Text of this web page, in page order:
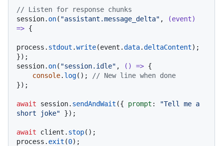
// Listen for response chunks
session. on( "assistant.message_delta" , (event)
=> {
process. stdout .write(event.data.deltaContent);
});
session. on( "session.idle" , () => {
console. log();
// New line when done
});
await session. sendAndWait ({ prompt :
"Tell me a
short joke" });
await client. stop();
process. exit (0